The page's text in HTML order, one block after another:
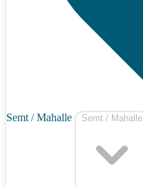
Semt / Mahalle Semt / Mahalle